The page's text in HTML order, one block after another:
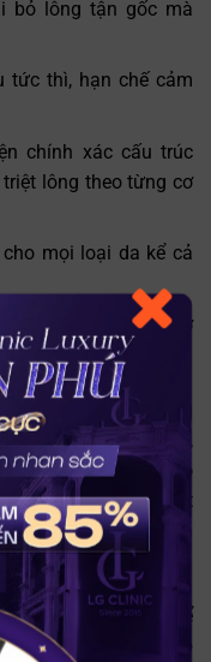
bỏ lông tận gốc mà
tức thì, hạn chế cảm
chính xác cấu trúc
lông theo từng cơ
mọi loại da kể cả
trợ làm sáng da, mờ
nang lông.
LG Clinic còn mang
không gian riêng tư,
cấp. Khách hàng có
hoặc nữ khi triệt
trình điều trị diễn ra
của LG Clinic để
cá nhân hóa và cập